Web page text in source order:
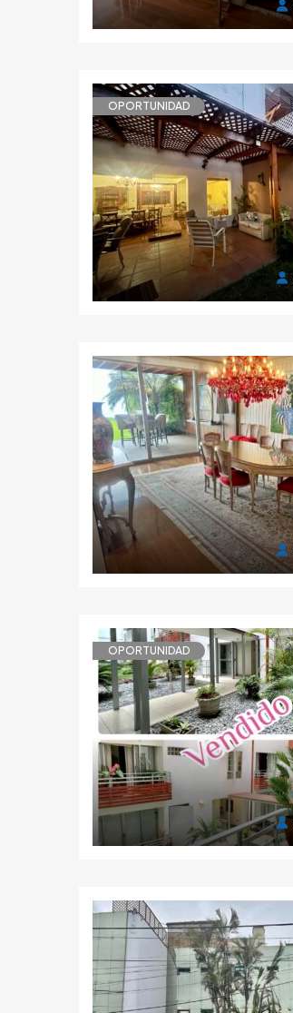
2 años atrás
OPORTUNIDAD
2 años atrás
2 años atrás
OPORTUNIDAD